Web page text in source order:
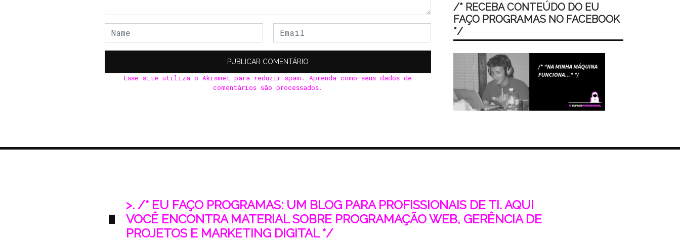
Esse site utiliza o Akismet para reduzir spam. Aprenda como seus dados de
comentários são processados.
/* RECEBA CONTEÚDO DO EU
FAÇO PROGRAMAS NO FACEBOOK
*/
>. /* EU FAÇO PROGRAMAS: UM BLOG PARA PROFISSIONAIS DE TI. AQUI
VOCÊ ENCONTRA MATERIAL SOBRE PROGRAMAÇÃO WEB, GERÊNCIA DE
PROJETOS E MARKETING DIGITAL */